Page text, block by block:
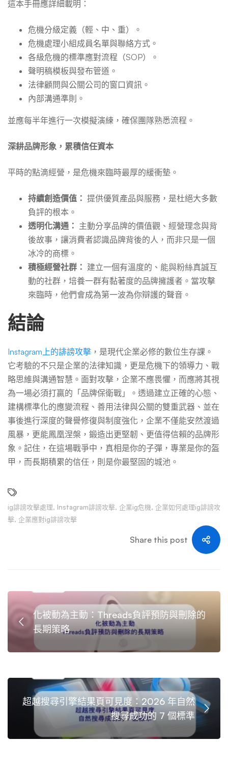
這本手冊應詳細載明：
危機分級定義（輕、中、重）。
危機處理小組成員名單與聯絡方式。
各級危機的標準應對流程（SOP）。
聲明稿模板與發布管道。
法律顧問與公關公司的窗口資訊。
內部溝通準則。
並應每半年進行一次模擬演練，確保團隊熟悉流程。
深耕品牌形象，累積信任資本
平時的點滴經營，是危機來臨時最厚的緩衝墊。
持續創造價值： 提供優質產品與服務，是杜絕大多數
負評的根本。
透明化溝通： 主動分享品牌的價值觀、經營理念與背
後故事，讓消費者認識品牌背後的人，而非只是一個
冰冷的商標。
積極經營社群： 建立一個有溫度的、能與粉絲真誠互
動的社群，培養一群有黏著度的品牌擁護者。當攻擊
來臨時，他們會成為第一波為你辯護的聲音。
結論
Instagram上的誹謗攻擊 ，是現代企業必修的數位生存課。
它考驗的不只是企業的法律知識，更是危機下的領導力、戰
略思維與溝通智慧。面對攻擊，企業不應畏懼，而應將其視
為一場必須打贏的「品牌保衛戰」。透過建立正確的心態、
建構標準化的應變流程、善用法律與公關的雙重武器、並在
事後進行深度的聲譽修復與制度強化，企業不僅能安然渡過
風暴，更能鳳凰涅槃，鍛造出更堅韌、更值得信賴的品牌形
象。記住，在這場戰爭中，真相是你的子彈，專業是你的盔
甲，而長期積累的信任，則是你最堅固的城池。
ig誹謗攻擊處理, Instagram誹謗攻擊, 企業ig危機, 企業如何處理ig誹謗攻
擊, 企業應對ig誹謗攻擊
Share this post
化被動為主動：Threads負評預防與刪除的
長期策略
超越搜尋引擎結果頁可見度：2026 年自然
搜尋成功的 7 個標準